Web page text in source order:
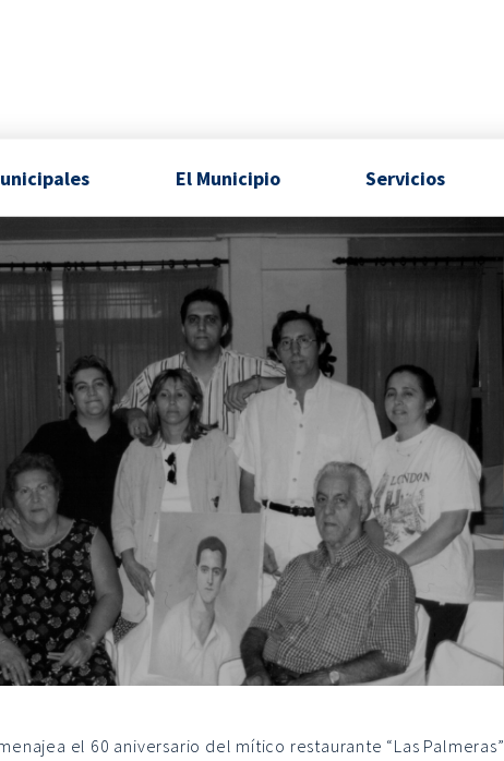
El Municipio Servicios
el 60 aniversario del mítico restaurante “Las Palmeras”